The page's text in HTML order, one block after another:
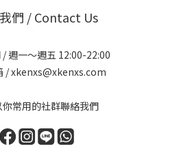
們 / Contact Us
/ 週一～週五 12:00-22:00
/ xkenxs@xkenxs.com
你常用的社群聯絡我們